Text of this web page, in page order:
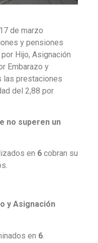
de marzo
y pensiones
Hijo, Asignación
Embarazo y
las prestaciones
del 2,88 por
no superen un
en 6 cobran su
y Asignación
en 6